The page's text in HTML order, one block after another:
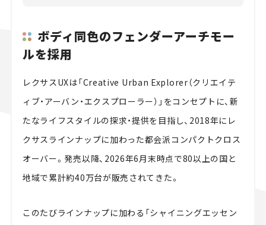
ボディ同色のフェンダーアーチモー
ルを採用
レクサスUXは「Creative Urban Explorer（クリエイテ
ィブ・アーバン・エクスプローラー）」をコンセプトに、新
たなライフスタイルの探求・提供を目指し、2018年にレ
クサスラインナップに加わった都会派コンパクトクロス
オーバー。発売以降、2026年6月末時点で80以上の国と
地域で累計約40万台が販売されてきた。
このたびラインナップに加わる「シャイニングエッセン